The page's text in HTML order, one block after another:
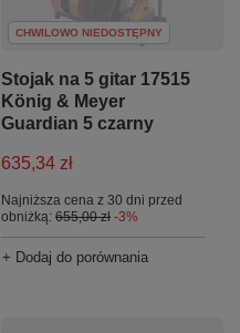
CHWILOWO NIEDOSTĘPNY
Stojak na 5 gitar 17515
König & Meyer
Guardian 5 czarny
635,34 zł
Najniższa cena z 30 dni przed
obniżką: 655,00 zł -3%
+ Dodaj do porównania